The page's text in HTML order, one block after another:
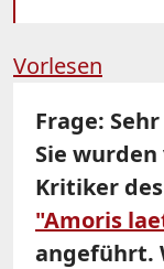
Vorlesen
Frage:
Sie
Kritiker des
"Amoris
angeführt.